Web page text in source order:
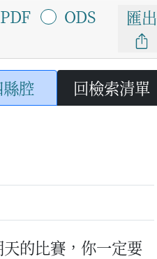
PDF ODS 匯出
腔 回檢索清單
天的比賽，你一定要